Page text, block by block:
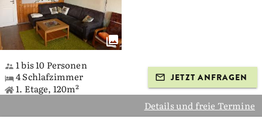
1 bis 10 Personen
4 Schlafzimmer
1. Etage, 120m²
JETZT ANFRAGEN
Details und freie Termine